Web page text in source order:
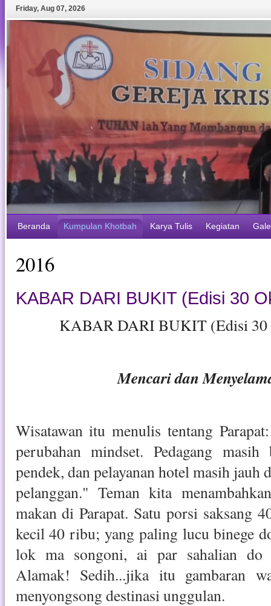
Friday, Aug 07, 2026
Beranda Kumpulan Khotbah Karya Tulis Kegiatan
2016
KABAR DARI BUKIT (Edisi 30
KABAR DARI BUKIT (Edisi 30
Mencari dan
Wisatawan itu menulis tentang
perubahan mindset. Pedagang
pendek, dan pelayanan hotel masih jauh
pelanggan." Teman kita
makan di Parapat. Satu porsi saksang
kecil 40 ribu; yang paling lucu binege
lok ma songoni, ai par sahalian do
Alamak! Sedih...jika itu gambaran
menyongsong destinasi unggulan.